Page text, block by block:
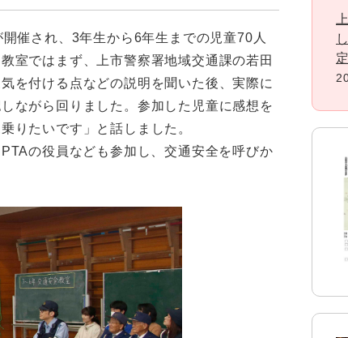
催され、3年生から6年生までの児童70人
室ではまず、上市警察署地域交通課の若田
を付ける点などの説明を聞いた後、実際に
ながら回りました。参加した児童に感想を
りたいです」と話しました。
の役員なども参加し、交通安全を呼びか